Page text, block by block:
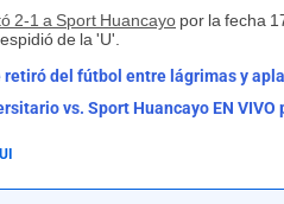
2-1 a Sport Huancayo por la fecha
de la 'U'.
retiró del fútbol entre lágrimas y
vs. Sport Huancayo EN VIVO